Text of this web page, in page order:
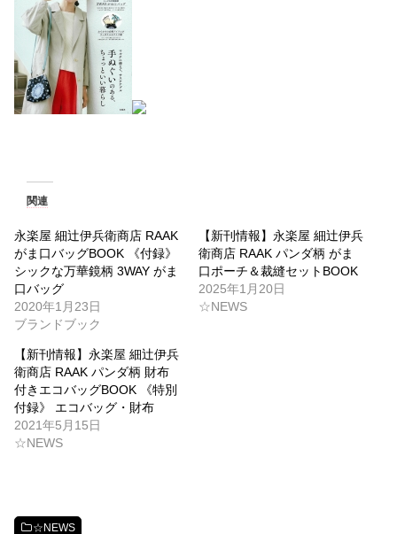
関連
永楽屋 細辻伊兵衛商店 RAAK
がま口バッグBOOK 《付録》
シックな万華鏡柄 3WAY がま
口バッグ
2020年1月23日
ブランドブック
【新刊情報】永楽屋 細辻伊兵
衛商店 RAAK パンダ柄 がま
口ポーチ＆裁縫セットBOOK
2025年1月20日
☆NEWS
【新刊情報】永楽屋 細辻伊兵
衛商店 RAAK パンダ柄 財布
付きエコバッグBOOK 《特別
付録》 エコバッグ・財布
2021年5月15日
☆NEWS
☆NEWS